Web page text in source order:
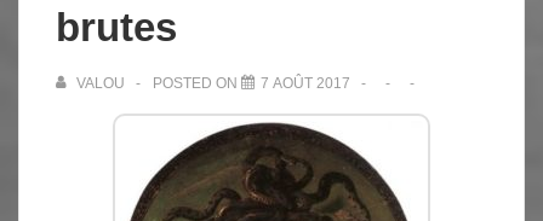
brutes
VALOU POSTED ON 7 AOÛT 2017